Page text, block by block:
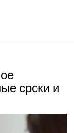
сроки и